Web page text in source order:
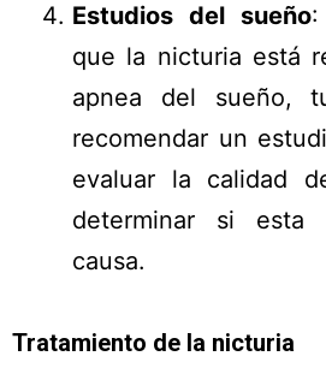
Estudios del sueño:
que la nicturia está
apnea del sueño,
recomendar un
evaluar la calidad
determinar si esta
causa.
Tratamiento de la nicturia